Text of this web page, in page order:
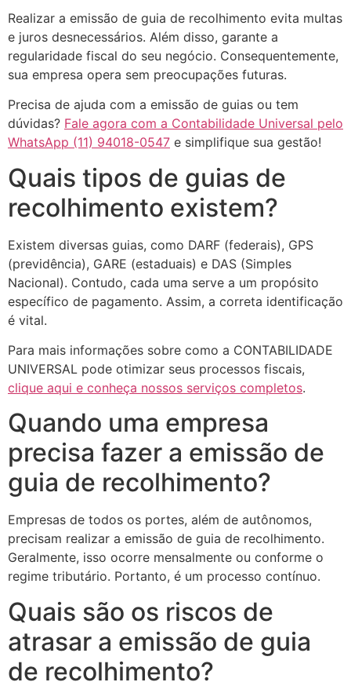
Realizar a emissão de guia de recolhimento evita multas
e juros desnecessários. Além disso, garante a
regularidade fiscal do seu negócio. Consequentemente,
sua empresa opera sem preocupações futuras.
Precisa de ajuda com a emissão de guias ou tem
dúvidas? Fale agora com a Contabilidade Universal pelo
WhatsApp (11) 94018-0547 e simplifique sua gestão!
Quais tipos de guias de
recolhimento existem?
Existem diversas guias, como DARF (federais), GPS
(previdência), GARE (estaduais) e DAS (Simples
Nacional). Contudo, cada uma serve a um propósito
específico de pagamento. Assim, a correta identificação
é vital.
Para mais informações sobre como a CONTABILIDADE
UNIVERSAL pode otimizar seus processos fiscais,
clique aqui e conheça nossos serviços completos.
Quando uma empresa
precisa fazer a emissão de
guia de recolhimento?
Empresas de todos os portes, além de autônomos,
precisam realizar a emissão de guia de recolhimento.
Geralmente, isso ocorre mensalmente ou conforme o
regime tributário. Portanto, é um processo contínuo.
Quais são os riscos de
atrasar a emissão de guia
de recolhimento?